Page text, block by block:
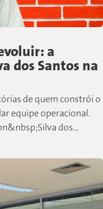
a
dos Santos na
de quem constrói o
equipe operacional.
dos